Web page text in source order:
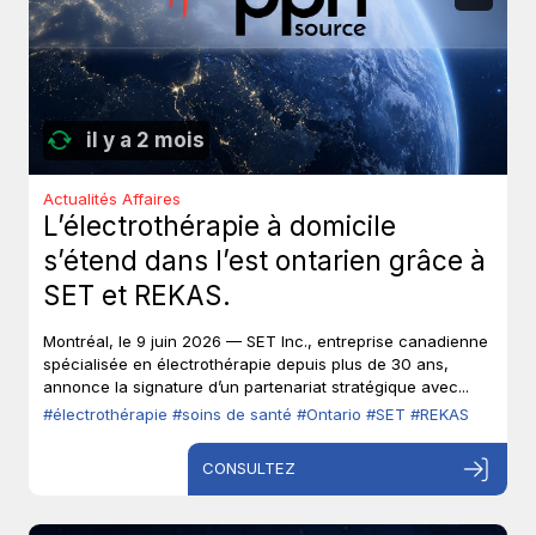
il y a 2 mois
Actualités Affaires
L’électrothérapie à domicile
s’étend dans l’est ontarien grâce à
SET et REKAS.
Montréal, le 9 juin 2026 — SET Inc., entreprise canadienne
spécialisée en électrothérapie depuis plus de 30 ans,
annonce la signature d’un partenariat stratégique avec...
#électrothérapie #soins de santé #Ontario #SET #REKAS
CONSULTEZ